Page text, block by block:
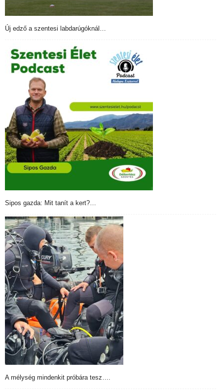
Új edző a szentesi labdarúgóknál…
Sipos gazda: Mit tanít a kert?…
A mélység mindenkit próbára tesz….